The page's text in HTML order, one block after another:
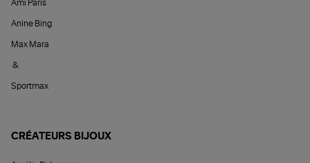
Ami Paris
Anine Bing
Max Mara
&
Sportmax
CRÉATEURS BIJOUX